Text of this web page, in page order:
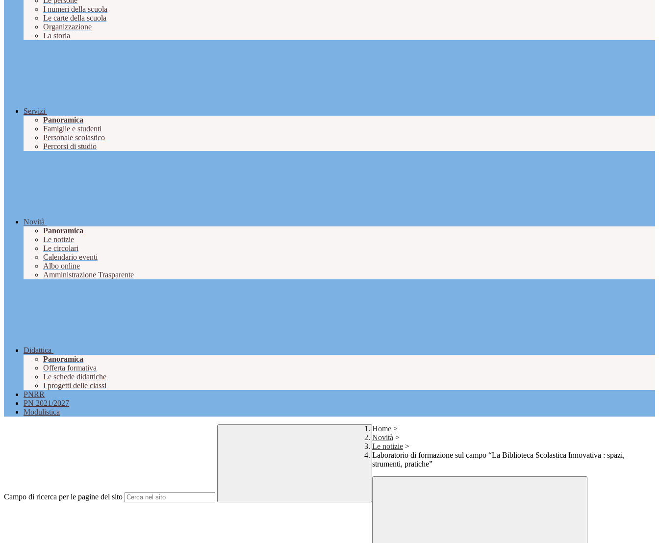
I numeri della scuola
Le carte della scuola
Organizzazione
La storia
Servizi
Panoramica
Famiglie e studenti
Personale scolastico
Percorsi di studio
Novità
Panoramica
Le notizie
Le circolari
Calendario eventi
Albo online
Amministrazione Trasparente
Didattica
Panoramica
Offerta formativa
Le schede didattiche
I progetti delle classi
PNRR
PN 2021/2027
Modulistica
Campo di ricerca per le pagine del sito
Home >
Novità >
Le notizie >
Laboratorio di formazione sul campo “La Biblioteca Scolastica Innovativa : spazi,
strumenti, pratiche”